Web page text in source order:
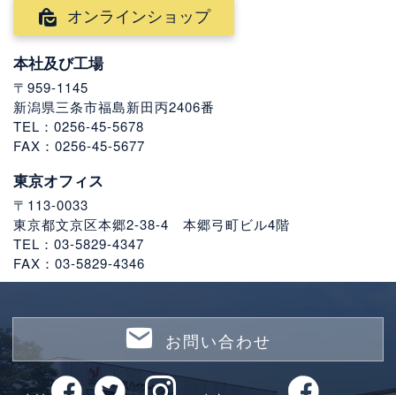
オンラインショップ
本社及び工場
〒959-1145
新潟県三条市福島新田丙2406番
TEL：0256-45-5678
FAX：0256-45-5677
東京オフィス
〒113-0033
東京都文京区本郷2-38-4 本郷弓町ビル4階
TEL：03-5829-4347
FAX：03-5829-4346
お問い合わせ